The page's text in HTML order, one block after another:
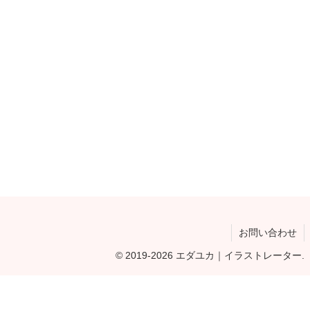
お問い合わせ
© 2019-2026 エダユカ｜イラストレーター.